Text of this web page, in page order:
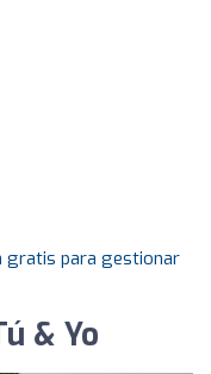
gratis para gestionar
& Yo